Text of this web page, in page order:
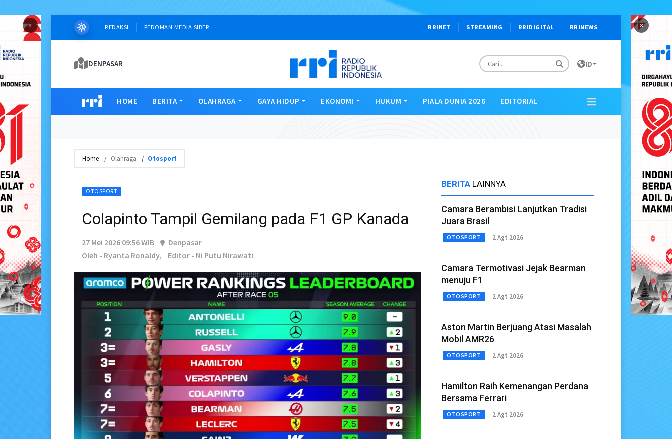
× ×
REDAKSI PEDOMAN MEDIA SIBER RRINET STREAMING RRIDIGITAL RRINEWS
DENPASAR ID
HOME BERITA OLAHRAGA GAYA HIDUP EKONOMI HUKUM PIALA DUNIA 2026 EDITORIAL
Home Olahraga Otosport
OTOSPORT
Colapinto Tampil Gemilang pada F1 GP Kanada
27 Mei 2026 09:56 WIB
Denpasar
Oleh - Ryanta Ronaldy,
Editor - Ni Putu Nirawati
BERITA LAINNYA
Camara Berambisi Lanjutkan Tradisi
Juara Brasil
OTOSPORT 2 Agt 2026
Camara Termotivasi Jejak Bearman
menuju F1
OTOSPORT 2 Agt 2026
Aston Martin Berjuang Atasi Masalah
Mobil AMR26
OTOSPORT 2 Agt 2026
Hamilton Raih Kemenangan Perdana
Bersama Ferrari
OTOSPORT 2 Agt 2026